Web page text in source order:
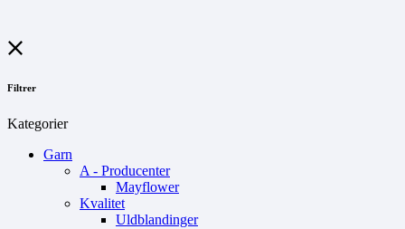
Filtrer
Kategorier
Garn
A - Producenter
Mayflower
Kvalitet
Uldblandinger